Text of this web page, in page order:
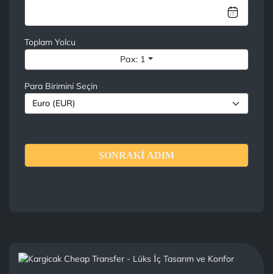
Toplam Yolcu
Pax: 1
Para Birimini Seçin
SONRAKİ ADIM